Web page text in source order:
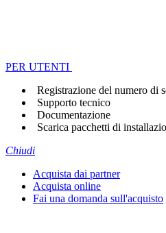
PER UTENTI
Registrazione del numero di
Supporto tecnico
Documentazione
Scarica pacchetti di
Chiudi
Acquista dai partner
Acquista online
Fai una domanda sull'acquisto